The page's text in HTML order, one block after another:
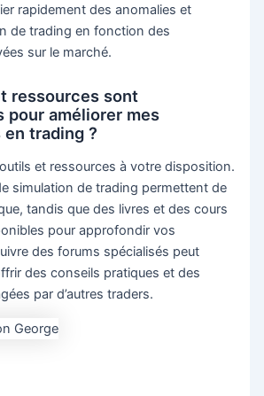
rapidement des anomalies et
de trading en fonction des
sur le marché.
ressources sont
pour améliorer mes
trading ?
et ressources à votre disposition.
simulation de trading permettent de
tandis que des livres et des cours
pour approfondir vos
des forums spécialisés peut
des conseils pratiques et des
par d’autres traders.